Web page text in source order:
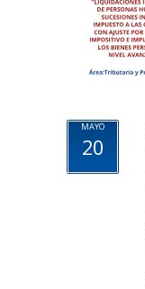
MAYO
20